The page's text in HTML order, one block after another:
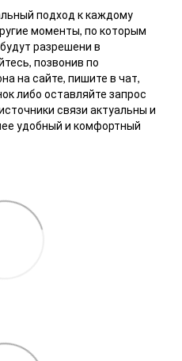
подход к каждому
моменты, по которым
разрешени в
позвонив по
на сайте, пишите в чат,
либо оставляйте запрос
связи актуальны и
удобный и комфортный